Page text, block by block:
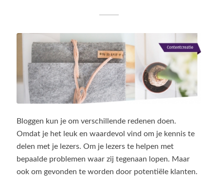
Bloggen kun je om verschillende redenen doen.
Omdat je het leuk en waardevol vind om je kennis te
delen met je lezers. Om je lezers te helpen met
bepaalde problemen waar zij tegenaan lopen. Maar
ook om gevonden te worden door potentiële klanten.